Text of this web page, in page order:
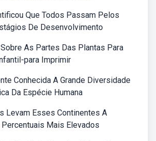
Que Todos Passam Pelos
De Desenvolvimento
As Partes Das Plantas Para
para Imprimir
Conhecida A Grande Diversidade
Da Espécie Humana
Levam Esses Continentes A
Mais Elevados